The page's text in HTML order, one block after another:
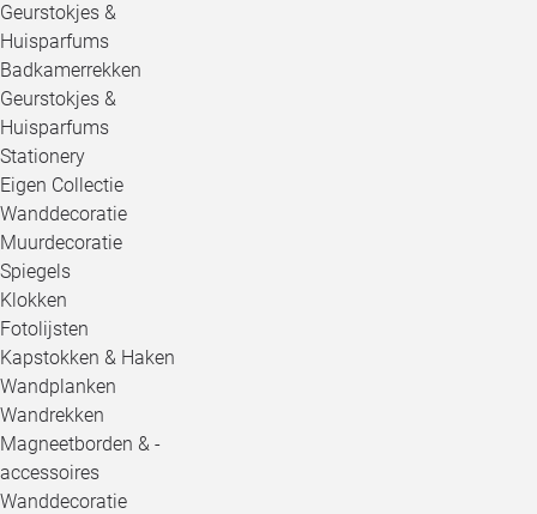
Geurstokjes &
Huisparfums
Badkamerrekken
Geurstokjes &
Huisparfums
Stationery
Eigen Collectie
Wanddecoratie
Muurdecoratie
Spiegels
Klokken
Fotolijsten
Kapstokken & Haken
Wandplanken
Wandrekken
Magneetborden & -
accessoires
Wanddecoratie